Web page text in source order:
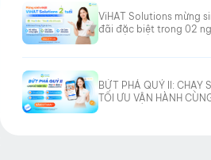
ViHAT Solutions mừng
đãi đặc biệt trong 02
BỨT PHÁ QUÝ II: CHẠY
TỐI ƯU VẬN HÀNH